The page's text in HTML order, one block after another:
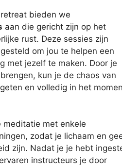
bieden we
aan die gericht zijn op het
rust. Deze sessies zijn
om jou te helpen een
met jezelf te maken. Door je
kun je de chaos van
en volledig in het
meditatie met enkele
zodat je lichaam en
zijn. Nadat je je hebt
instructeurs je door